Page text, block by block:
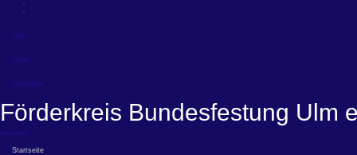
Login
Suche
Impressum
Förderkreis Bundesfestung Ulm
Navigation
Startseite